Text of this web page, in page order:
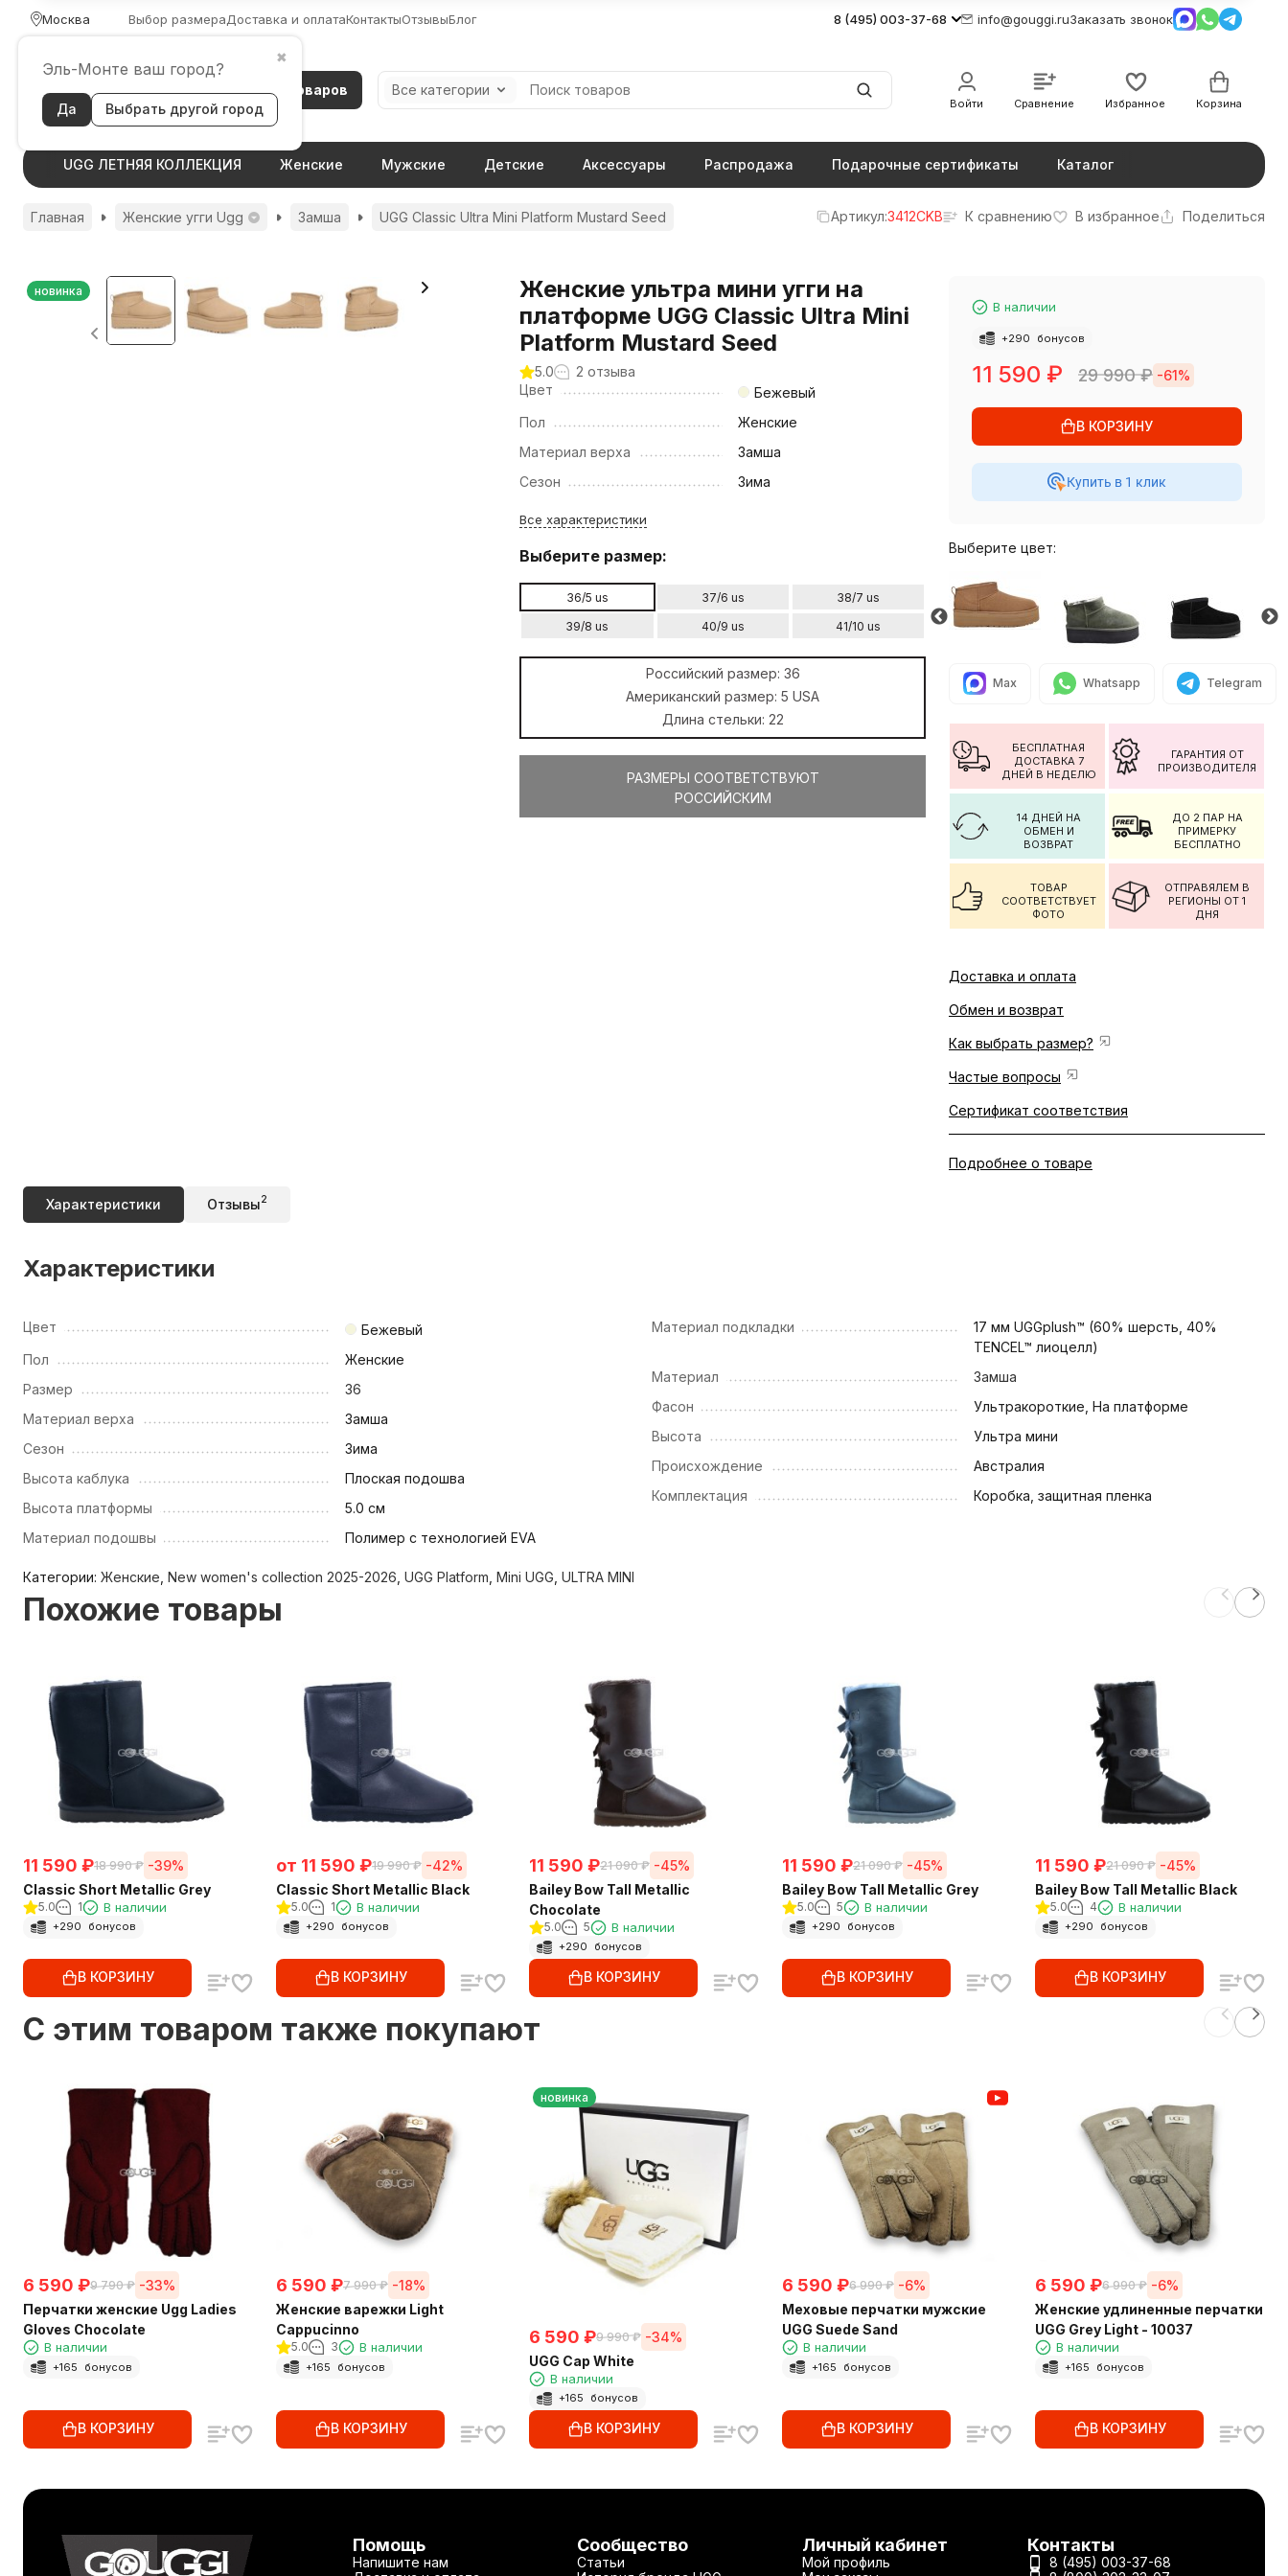
Москва
✖
Эль-Монте ваш город?
Да Выбрать другой город
Выбор размераДоставка и оплатаКонтактыОтзывыБлог 8 (495) 003-37-68 info@gouggi.ruЗаказать звонок
Каталог товаров Все категории
Войти Сравнение Избранное Корзина
UGG ЛЕТНЯЯ КОЛЛЕКЦИЯ Женские Мужские Детские Аксессуары Распродажа Подарочные сертификаты Каталог
Главная Женские угги Ugg Замша UGG Classic Ultra Mini Platform Mustard Seed Артикул:3412CKB К сравнению В избранное Поделиться
новинка
Женские ультра мини угги на
платформе UGG Classic Ultra Mini
Platform Mustard Seed
5.0
2 отзыва
Цвет
Бежевый
Пол
Женские
Материал верха
Замша
Сезон
Зима
Все характеристики
Выберите размер:
36/5 us 37/6 us
38/7 us
39/8 us
40/9 us 41/10 us
Российский размер: 36
Американский размер:5 USA
Длина стельки: 22
РАЗМЕРЫ СООТВЕТСТВУЮТ
РОССИЙСКИМ
В наличии
+290 бонусов
11 590 ₽ 29 990₽ -61%
В КОРЗИНУ
Купить в 1 клик
Выберите цвет:
Max Whatsapp Telegram
БЕСПЛАТНАЯ
ДОСТАВКА 7
ДНЕЙ В НЕДЕЛЮ
ГАРАНТИЯ ОТ
ПРОИЗВОДИТЕЛЯ
14 ДНЕЙ НА
ОБМЕН И
ВОЗВРАТ
ДО 2 ПАР НА
ПРИМЕРКУ
БЕСПЛАТНО
ТОВАР
СООТВЕТСТВУЕТ
ФОТО
ОТПРАВЯЛЕМ В
РЕГИОНЫ ОТ 1
ДНЯ
Доставка и оплата
Обмен и возврат
Как выбрать размер?
Частые вопросы
Сертификат соответствия
Подробнее о товаре
Характеристики Отзывы2
Характеристики
Цвет
Бежевый
Пол
Женские
Размер
36
Материал верха
Замша
Сезон
Зима
Высота каблука
Плоская подошва
Высота платформы
5.0 см
Материал подошвы
Полимер с технологией EVA
Материал подкладки
17 мм UGGplush™ (60% шерсть, 40%
TENCEL™ лиоцелл)
Материал
Замша
Фасон
Ультракороткие, На платформе
Высота
Ультра мини
Происхождение
Австралия
Комплектация
Коробка, защитная пленка
Категории: Женские New women's collection 2025-2026 UGG Platform Mini UGG ULTRA MINI
Похожие товары
11 590 ₽18 990 ₽ -39%
Classic Short Metallic Grey
5.0 1 В наличии
+290 бонусов
В КОРЗИНУ
от 11 590 ₽19 990 ₽ -42%
Classic Short Metallic Black
5.0 1 В наличии
+290 бонусов
В КОРЗИНУ
11 590 ₽21 090 ₽ -45%
Bailey Bow Tall Metallic
Chocolate
5.0 5 В наличии
+290 бонусов
В КОРЗИНУ
11 590 ₽21 090 ₽ -45%
Bailey Bow Tall Metallic Grey
5.0 5 В наличии
+290 бонусов
В КОРЗИНУ
11 590 ₽21 090 ₽ -45%
Bailey Bow Tall Metallic Black
5.0 4 В наличии
+290 бонусов
В КОРЗИНУ
C этим товаром также покупают
6 590 ₽9 790 ₽ -33%
Перчатки женские Ugg Ladies
Gloves Chocolate
В наличии
+165 бонусов
В КОРЗИНУ
6 590 ₽7 990 ₽ -18%
Женские варежки Light
Cappucinno
5.0 3 В наличии
+165 бонусов
В КОРЗИНУ
новинка
6 590 ₽9 990 ₽ -34%
UGG Cap White
В наличии
+165 бонусов
В КОРЗИНУ
6 590 ₽6 990 ₽ -6%
Меховые перчатки мужские
UGG Suede Sand
В наличии
+165 бонусов
В КОРЗИНУ
6 590 ₽6 990 ₽ -6%
Женские удлиненные перчатки
UGG Grey Light - 10037
В наличии
+165 бонусов
В КОРЗИНУ
Помощь
Напишите нам
Сообщество
Статьи
Личный кабинет
Мой профиль
Контакты
8 (495) 003-37-68